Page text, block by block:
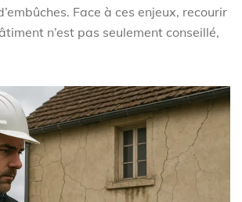
Face à ces enjeux, recourir
n’est pas seulement conseillé,